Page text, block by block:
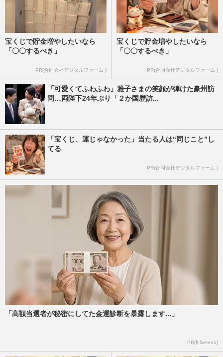
宝くじで貯金増やしたいなら
「〇〇するべき」
PR(合同会社デジタルファーム )
宝くじで貯金増やしたいなら
「〇〇するべき」
PR(合同会社デジタルファーム )
「可愛くてふわふわ」雅子さまの笑顔が弾けた豪州訪
問…両陛下24年ぶり「２か国歴訪...
「宝くじ、運じゃなかった」当たる人は“同じこと”し
てる
PR(合同会社デジタルファーム )
「高額当選者が秘密にしてた金運診断を暴露します...」
PR(Il Sereno)